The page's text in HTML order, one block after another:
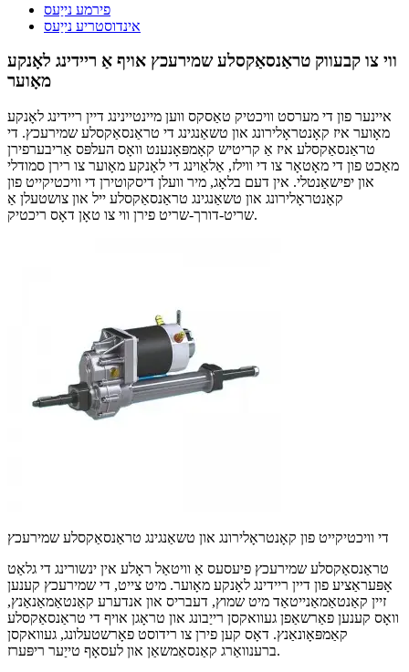
פירמע נייַעס
אינדוסטריע נייַעס
ווי צו קבעווק טראַנסאַקסלע שמירעכץ אויף אַ ריידינג לאָנקע
מאָוער
איינער פון די מערסט וויכטיק טאַסקס ווען מיינטיינינג דיין ריידינג לאָנקע
מאָוער איז קאָנטראָלירונג און טשאַנגינג די טראַנסאַקסלע שמירעכץ. די
טראַנסאַקסלע איז אַ קריטיש קאָמפּאָנענט וואָס העלפּס אַריבערפירן
מאַכט פון די מאָטאָר צו די ווילז, אַלאַוינג די לאָנקע מאָוער צו רירן סמודלי
און יפישאַנטלי. אין דעם בלאָג, מיר וועלן דיסקוטירן די וויכטיקייט פון
קאָנטראָלירונג און טשאַנגינג טראַנסאַקסלע ייל און צושטעלן אַ
שריט-דורך-שריט פירן ווי צו טאָן דאָס ריכטיק.
די וויכטיקייט פון קאָנטראָלירונג און טשאַנגינג טראַנסאַקסלע שמירעכץ
טראַנסאַקסלע שמירעכץ פיעסעס אַ וויטאַל ראָלע אין ינשורינג די גלאַט
אָפּעראַציע פון ​​דיין ריידינג לאָנקע מאָוער. מיט צייט, די שמירעכץ קענען
זיין קאַנטאַמאַנייטאַד מיט שמוץ, דעבריס און אנדערע קאַנטאַמאַנאַנץ,
וואָס קענען פאַרשאַפן געוואקסן רייַבונג און טראָגן אויף די טראַנסאַקסלע
קאַמפּאָונאַנץ. דאָס קען פירן צו רידוסט פאָרשטעלונג, געוואקסן
ברענוואַרג קאַנסאַמשאַן און לעסאָף טייַער ריפּערז.